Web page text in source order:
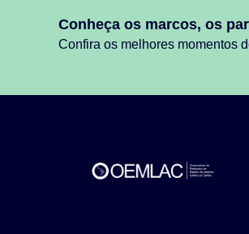
Conheça os marcos, os
Confira os melhores momentos